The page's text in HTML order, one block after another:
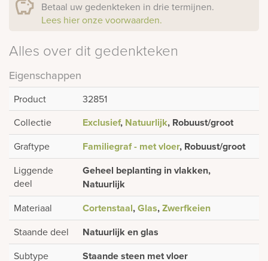
Betaal uw gedenkteken in drie termijnen.
Lees hier onze voorwaarden.
Alles over dit gedenkteken
Eigenschappen
Product
32851
Collectie
Exclusief, Natuurlijk, Robuust/groot
Graftype Familiegraf - met vloer, Robuust/groot
Liggende
deel
Geheel beplanting in vlakken,
Natuurlijk
Materiaal Cortenstaal,Glas,Zwerfkeien
Staande deel Natuurlijk en glas
Subtype Staande steen met vloer